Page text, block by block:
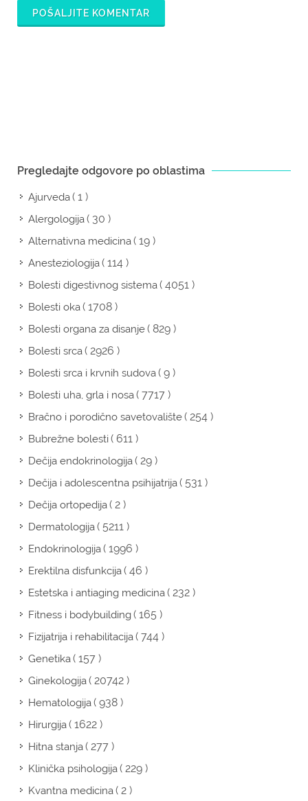
POŠALJITE KOMENTAR
Pregledajte odgovore po oblastima
Ajurveda( 1 )
Alergologija( 30 )
Alternativna medicina( 19 )
Anesteziologija( 114 )
Bolesti digestivnog sistema( 4051 )
Bolesti oka( 1708 )
Bolesti organa za disanje( 829 )
Bolesti srca( 2926 )
Bolesti srca i krvnih sudova( 9 )
Bolesti uha, grla i nosa( 7717 )
Bračno i porodično savetovalište( 254 )
Bubrežne bolesti( 611 )
Dečija endokrinologija( 29 )
Dečija i adolescentna psihijatrija( 531 )
Dečija ortopedija( 2 )
Dermatologija( 5211 )
Endokrinologija( 1996 )
Erektilna disfunkcija( 46 )
Estetska i antiaging medicina( 232 )
Fitness i bodybuilding( 165 )
Fizijatrija i rehabilitacija( 744 )
Genetika( 157 )
Ginekologija( 20742 )
Hematologija( 938 )
Hirurgija( 1622 )
Hitna stanja( 277 )
Klinička psihologija( 229 )
Kvantna medicina( 2 )